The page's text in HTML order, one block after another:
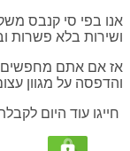
אנו בפי סי קנבס
ושירות בלא פשרות
אז אם אתם מחפשים
והדפסה על מגוון
חייגו עוד היום